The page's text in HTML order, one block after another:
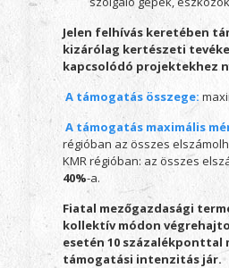
Jelen felhívás keretében
kizárólag kertészeti
kapcsolódó projektekhez
A támogatás összege:
A támogatás maximális
régióban az összes
KMR régióban: az összes
40%-a.
Fiatal mezőgazdasági
kollektív módon
esetén 10 százalékponttal
támogatási intenzitás jár.